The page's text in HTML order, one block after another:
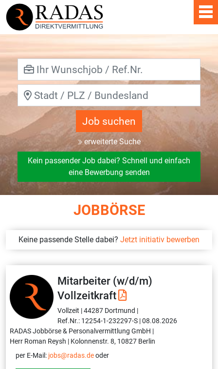
Job suchen
erweiterte Suche
Kein passender Job dabei? Schnell und einfach
eine Bewerbung senden
JOBBÖRSE
Keine passende Stelle dabei? Jetzt initiativ bewerben
Mitarbeiter (w/d/m)
Vollzeitkraft
Vollzeit |44287 Dortmund |
Ref.Nr.: 12254-1-232297-S |08.08.2026
RADAS Jobbörse & Personalvermittlung GmbH |
Herr Roman Reysh | Kolonnenstr. 8, 10827 Berlin
per E-Mail: jobs@radas.deoder